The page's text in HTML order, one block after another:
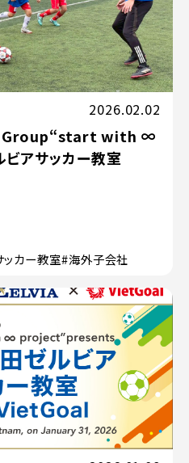
2026.02.02
Group“start with ∞
アサッカー教室
ッカー教室#海外子会社